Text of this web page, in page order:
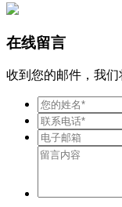
在线留言
收到您的邮件，我